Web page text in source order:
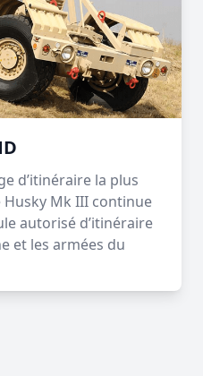
d’itinéraire la plus
Mk III continue
autorisé d’itinéraire
et les armées du